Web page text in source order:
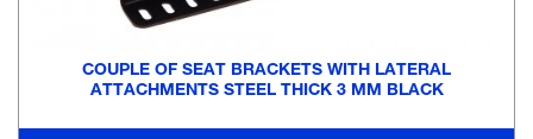
COUPLE OF SEAT BRACKETS WITH LATERAL
ATTACHMENTS STEEL THICK 3 MM BLACK